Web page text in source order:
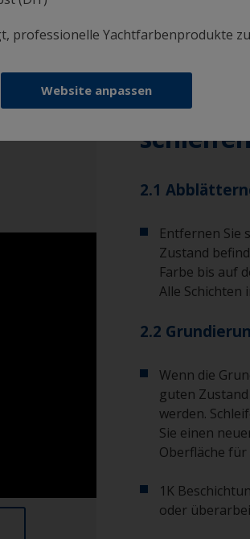
Schritt 2
Zustand
2.1
Entfernen Sie
Zustand
Farbe bis auf
Alle Schichten
2.2
Wenn die
guten
werden.
Sie einen
Oberfläche für
1K
oder
professionelle Yachtfarbenprodukte
Website anpassen